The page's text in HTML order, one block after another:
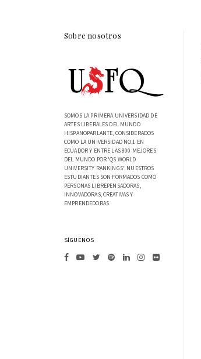
Sobre nosotros
SOMOS LA PRIMERA UNIVERSIDAD DE
ARTES LIBERALES DEL MUNDO
HISPANOPARLANTE, CONSIDERADOS
COMO LA UNIVERSIDAD NO.1 EN
ECUADOR Y ENTRE LAS 800 MEJORES
DEL MUNDO POR 'QS WORLD
UNIVERSITY RANKINGS'. NUESTROS
ESTUDIANTES SON FORMADOS COMO
PERSONAS LIBREPENSADORAS,
INNOVADORAS, CREATIVAS Y
EMPRENDEDORAS.
SÍGUENOS